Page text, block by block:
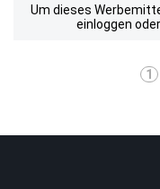
Um dieses
einloggen
1